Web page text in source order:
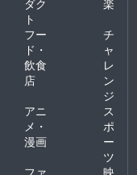
ト
フー
ド・
飲食
店
チ
ャ
レ
ン
ジ
アニ
メ・
漫画
ス
ポ
ー
ツ
ファ
映